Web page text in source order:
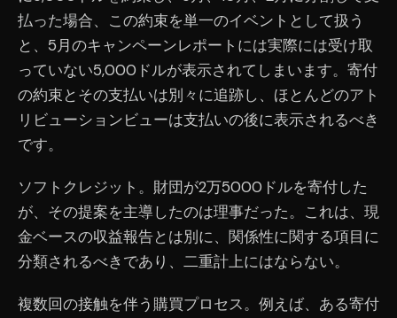
払った場合、この約束を単一のイベントとして扱う
と、5月のキャンペーンレポートには実際には受け取
っていない5,000ドルが表示されてしまいます。寄付
の約束とその支払いは別々に追跡し、ほとんどのアト
リビューションビューは支払いの後に表示されるべき
です。
ソフトクレジット。財団が2万5000ドルを寄付した
が、その提案を主導したのは理事だった。これは、現
金ベースの収益報告とは別に、関係性に関する項目に
分類されるべきであり、二重計上にはならない。
複数回の接触を伴う購買プロセス。例えば、ある寄付